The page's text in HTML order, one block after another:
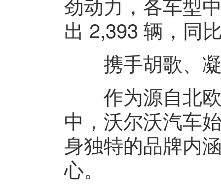
出 2,393 辆，同
携手胡歌、凝
作为源自北欧
中，沃尔沃汽车
身独特的品牌内
心。